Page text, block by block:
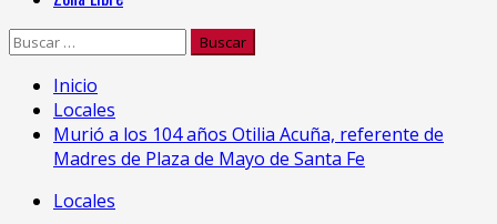
Buscar:
Inicio
Locales
Murió a los 104 años Otilia Acuña, referente de
Madres de Plaza de Mayo de Santa Fe
Locales